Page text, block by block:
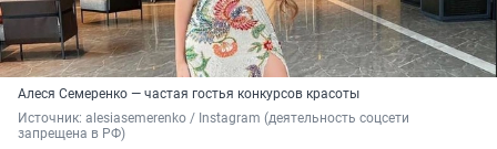
Алеся Семеренко — частая гостья конкурсов красоты
Источник: alesiasemerenko / Instagram (деятельность соцсети
запрещена в РФ)